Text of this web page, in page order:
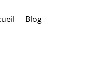
Blog